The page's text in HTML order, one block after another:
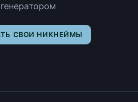
генератором
СВОИ НИКНЕЙМЫ